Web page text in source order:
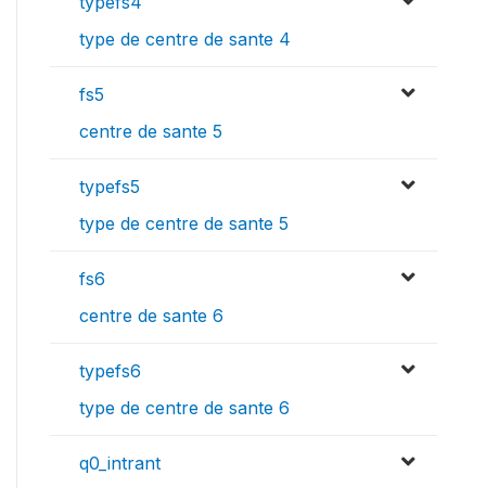
type de centre de sante 4
fs5
centre de sante 5
typefs5
type de centre de sante 5
fs6
centre de sante 6
typefs6
type de centre de sante 6
q0_intrant